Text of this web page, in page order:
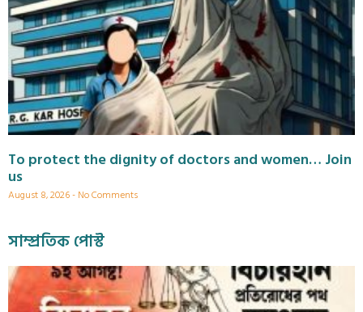
To protect the dignity of doctors and women… Join
us
August 8, 2026 No Comments
সাম্প্রতিক পোস্ট